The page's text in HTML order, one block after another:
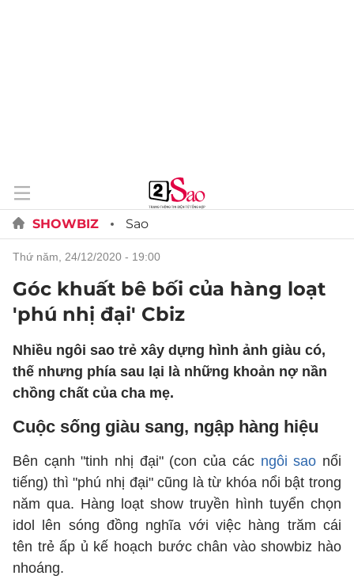
SHOWBIZ Sao
thứ năm, 24/12/2020 - 19:00
Góc khuất bê bối của hàng loạt
'phú nhị đại' Cbiz
Nhiều ngôi sao trẻ xây dựng hình ảnh giàu có,
thế nhưng phía sau lại là những khoản nợ nần
chồng chất của cha mẹ.
Cuộc sống giàu sang, ngập hàng hiệu
Bên cạnh "tinh nhị đại" (con của các ngôi sao nổi
tiếng) thì "phú nhị đại" cũng là từ khóa nổi bật trong
năm qua. Hàng loạt show truyền hình tuyển chọn
idol lên sóng đồng nghĩa với việc hàng trăm cái
tên trẻ ấp ủ kế hoạch bước chân vào showbiz hào
nhoáng.